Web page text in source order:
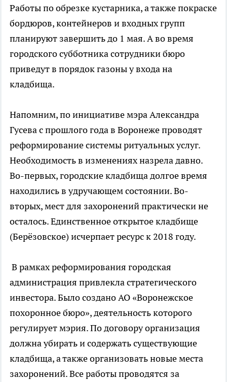
Работы по обрезке кустарника, а также покраске
бордюров, контейнеров и входных групп
планируют завершить до 1 мая. А во время
городского субботника сотрудники бюро
приведут в порядок газоны у входа на
кладбища.
Напомним, по инициативе мэра Александра
Гусева с прошлого года в Воронеже проводят
реформирование системы ритуальных услуг.
Необходимость в изменениях назрела давно.
Во-первых, городские кладбища долгое время
находились в удручающем состоянии. Во-
вторых, мест для захоронений практически не
осталось. Единственное открытое кладбище
(Берёзовское) исчерпает ресурс к 2018 году.
В рамках реформирования городская
администрация привлекла стратегического
инвестора. Было создано АО «Воронежское
похоронное бюро», деятельность которого
регулирует мэрия. По договору организация
должна убирать и содержать существующие
кладбища, а также организовать новые места
захоронений. Все работы проводятся за